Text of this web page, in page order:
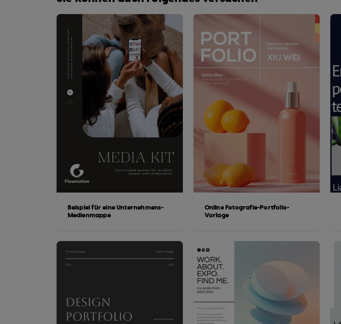
Beispiel für eine Unternehmens-
Medienmappe
Online Fotografie-Portfolio-
Vorlage